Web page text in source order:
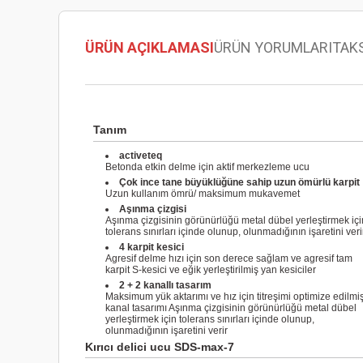
ÜRÜN AÇIKLAMASIÜRÜN YORUMLARI
Tanım
activeteq
Betonda etkin delme için aktif merkezleme ucu
Çok ince tane büyüklüğüne sahip uzun ömürlü karpit
Uzun kullanım ömrü/ maksimum mukavemet
Aşınma çizgisi
Aşınma çizgisinin görünürlüğü metal dübel yerleştirmek
tolerans sınırları içinde olunup, olunmadığının işaretini
4 karpit kesici
Agresif delme hızı için son derece sağlam ve agresif tam
karpit S-kesici ve eğik yerleştirilmiş yan kesiciler
2 + 2 kanallı tasarım
Maksimum yük aktarımı ve hız için titreşimi optimize
kanal tasarımı Aşınma çizgisinin görünürlüğü metal dübel
yerleştirmek için tolerans sınırları içinde olunup,
olunmadığının işaretini verir
Kırıcı delici ucu SDS-max-7